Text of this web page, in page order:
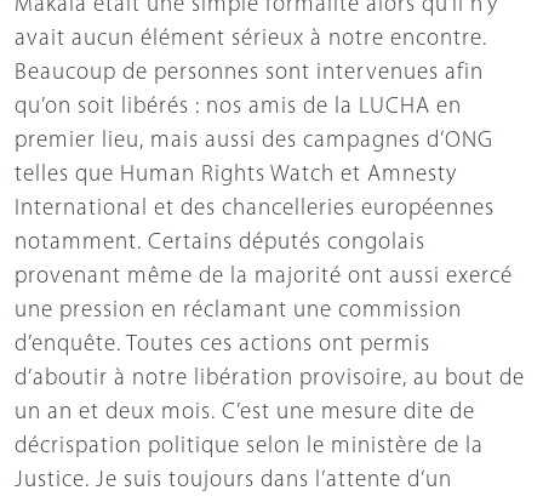
Makala était une simple formalité alors qu’il n’y
avait aucun élément sérieux à notre encontre.
Beaucoup de personnes sont intervenues afin
qu’on soit libérés : nos amis de la LUCHA en
premier lieu, mais aussi des campagnes d’ONG
telles que Human Rights Watch et Amnesty
International et des chancelleries européennes
notamment. Certains députés congolais
provenant même de la majorité ont aussi exercé
une pression en réclamant une commission
d’enquête. Toutes ces actions ont permis
d’aboutir à notre libération provisoire, au bout de
un an et deux mois. C’est une mesure dite de
décrispation politique selon le ministère de la
Justice. Je suis toujours dans l’attente d’un